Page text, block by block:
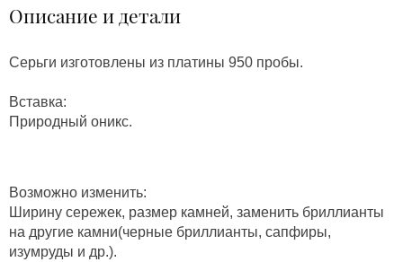
Описание и детали
Серьги изготовлены из платины 950 пробы.
Вставка:
Природный оникс.
Возможно изменить:
Ширину сережек, размер камней, заменить бриллианты
на другие камни(черные бриллианты, сапфиры,
изумруды и др.).